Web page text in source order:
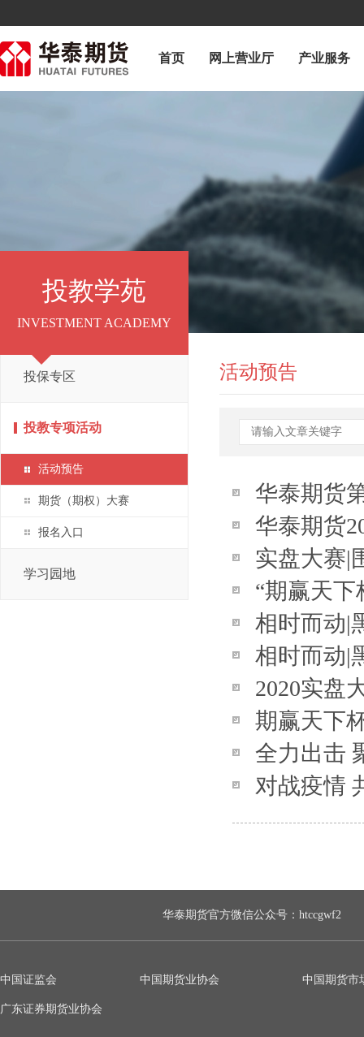
首页 网上营业厅 产业服务
投教学苑
INVESTMENT ACADEMY
投保专区
投教专项活动
活动预告
期货（期权）大赛
报名入口
学习园地
活动预告
华泰期货
赛报名开
华泰期货
实盘大赛|
“期赢天
2020...
相时而动|
期）
相时而动|
期）
2020实盘
权】—行
期赢天下
CTA的...
全力出击
议
对战疫情
管理线上
华泰期货官方微信公众号：htccgwf2
中国证监会 中国期货业协会 中国期货市
广东证券期货业协会